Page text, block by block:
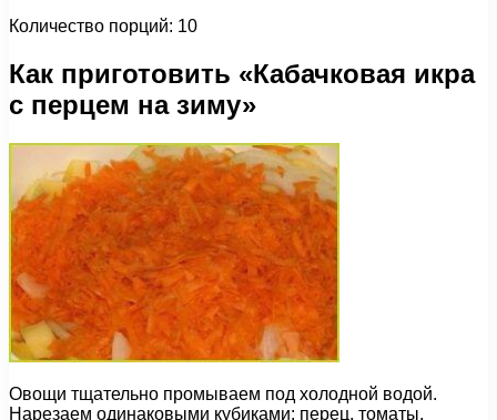
Количество порций: 10
Как приготовить «Кабачковая икра
с перцем на зиму»
Овощи тщательно промываем под холодной водой.
Нарезаем одинаковыми кубиками: перец, томаты,